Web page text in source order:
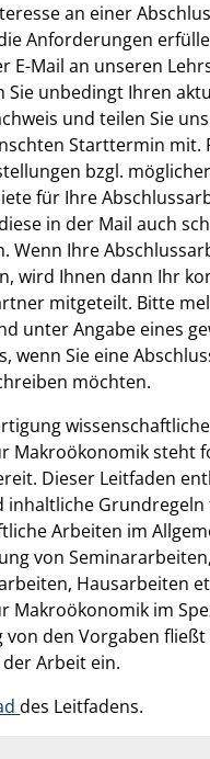
an einer
Anforderungen
E-Mail an unseren
Sie unbedingt Ihren
und teilen Sie
Starttermin mit.
bzgl. möglicher
für Ihre
in der Mail auch
Wenn Ihre
wird Ihnen dann Ihr
mitgeteilt. Bitte
unter Angabe eines
wenn Sie eine
möchten.
Makroökonomik steht
Dieser Leitfaden
inhaltliche Grundregeln
Arbeiten im
von
Hausarbeiten
Makroökonomik im
von den Vorgaben
Arbeit ein.
des Leitfadens.